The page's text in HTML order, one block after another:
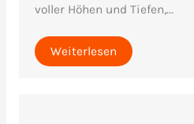
voller Höhen und Tiefen,...
Weiterlesen